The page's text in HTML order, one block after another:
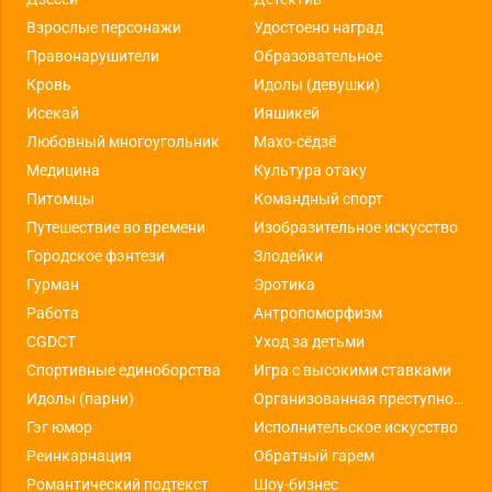
Взрослые персонажи
Удостоено наград
Правонарушители
Образовательное
Кровь
Идолы (девушки)
Исекай
Ияшикей
Любовный многоугольник
Махо-сёдзё
Медицина
Культура отаку
Питомцы
Командный спорт
Путешествие во времени
Изобразительное искусство
Городское фэнтези
Злодейки
Гурман
Эротика
Работа
Антропоморфизм
CGDCT
Уход за детьми
Спортивные единоборства
Игра с высокими ставками
Идолы (парни)
Организованная преступность
Гэг юмор
Исполнительское искусство
Реинкарнация
Обратный гарем
Романтический подтекст
Шоу-бизнес